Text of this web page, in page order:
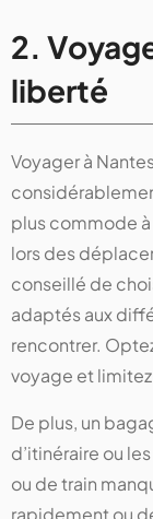
2.
liberté
Voyager à
plus commode
lors des
conseillé de
adaptés aux
rencontrer.
voyage et
De plus, un
d’itinéraire ou
ou de train